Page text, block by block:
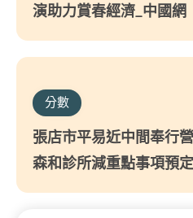
演助力賞春經濟_中國網
分數
張店市平易近中間奉行
森和診所減重點事項預